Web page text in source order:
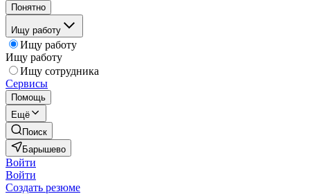
Понятно
Ищу работу
Ищу работу
Ищу работу
Ищу сотрудника
Сервисы
Помощь
Ещё
Поиск
Барышево
Войти
Войти
Создать резюме